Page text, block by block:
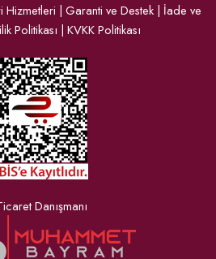
Hizmetleri | Garanti ve Destek| İade ve
Politikası | KVKK Politikası
Danışmanı